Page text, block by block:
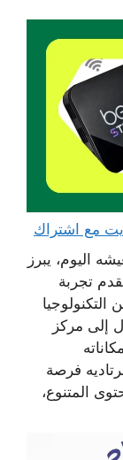
اليوم، يبرز
تجربة
إلى مركز
فرصة
المتنوع،